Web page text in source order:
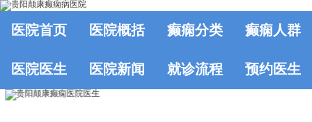
医院首页 医院概括 癫痫分类 癫痫人群
医院医生 医院新闻 就诊流程 预约医生